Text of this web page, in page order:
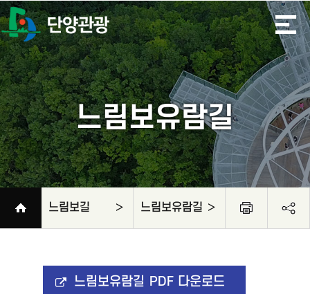
느림보유람길
느림보길 느림보유람길
느림보유람길 PDF 다운로드